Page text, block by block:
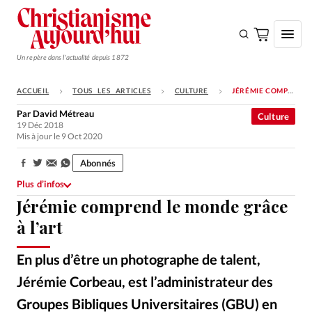
Un repère dans l'actualité depuis 1872
S'ABONNER
Monde
Opinions
Tous les articles
Faire un don
Emploi
Se connecter
ACCUEIL TOUS LES ARTICLES CULTURE JÉRÉMIE COMPREND LE MONDE GRÂCE À L’ART
Jérémie comprend le monde grâce
à l’art
En plus d’être un photographe de talent,
Jérémie Corbeau, est l’administrateur des
Groupes Bibliques Universitaires (GBU) en
Culture
Par David Métreau
19 Déc 2018
Mis à jour le 9 Oct 2020
Partager:
Abonnés
Plus d’infos